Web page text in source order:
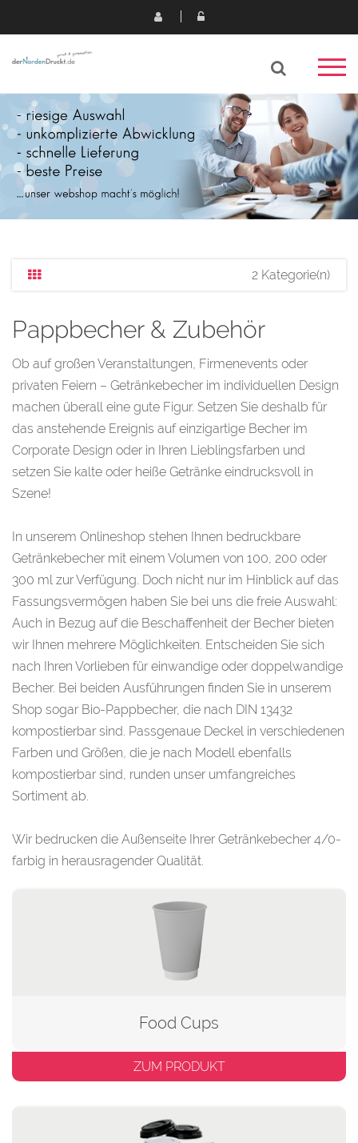
2 Kategorie(n)
Pappbecher & Zubehör
Ob auf großen Veranstaltungen, Firmenevents oder
privaten Feiern – Getränkebecher im individuellen Design
machen überall eine gute Figur. Setzen Sie deshalb für
das anstehende Ereignis auf einzigartige Becher im
Corporate Design oder in Ihren Lieblingsfarben und
setzen Sie kalte oder heiße Getränke eindrucksvoll in
Szene!
In unserem Onlineshop stehen Ihnen bedruckbare
Getränkebecher mit einem Volumen von 100, 200 oder
300 ml zur Verfügung. Doch nicht nur im Hinblick auf das
Fassungsvermögen haben Sie bei uns die freie Auswahl:
Auch in Bezug auf die Beschaffenheit der Becher bieten
wir Ihnen mehrere Möglichkeiten. Entscheiden Sie sich
nach Ihren Vorlieben für einwandige oder doppelwandige
Becher. Bei beiden Ausführungen finden Sie in unserem
Shop sogar Bio-Pappbecher, die nach DIN 13432
kompostierbar sind. Passgenaue Deckel in verschiedenen
Farben und Größen, die je nach Modell ebenfalls
kompostierbar sind, runden unser umfangreiches
Sortiment ab.
Wir bedrucken die Außenseite Ihrer Getränkebecher 4/0-
farbig in herausragender Qualität.
Food Cups
ZUM PRODUKT